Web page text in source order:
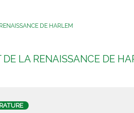
DE HARLEM
LA RENAISSANCE DE